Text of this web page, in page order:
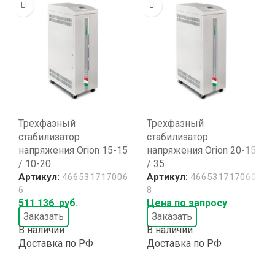
Трехфазный
стабилизатор
напряжения Orion 15-15
/ 10-20
Артикул: 466531717006
6
511 136 руб.
Заказать
В наличии
Доставка по РФ
Трехфазный
стабилизатор
напряжения Orion 20-15
/ 35
Артикул: 466531717060
8
Цена по запросу
Заказать
В наличии
Доставка по РФ